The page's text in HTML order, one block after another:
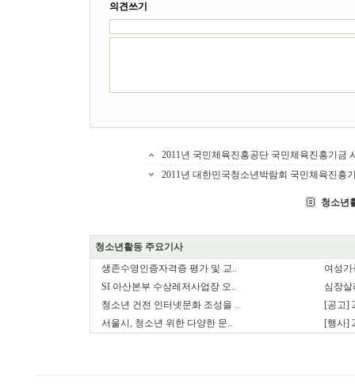
의견쓰기
2011년 국민체육진흥공단 국민체육진흥기금
2011년 대한민국청소년박람회 국민체육진흥
청소년
청소년활동 주요기사
생존수영인증자격증 평가 및 교..
여성가
SI 아산본부 수상레저사업장 오..
심장살
청소년 건전 인터넷문화 조성을 ..
[공고]
서울시, 청소년 위한 다양한 문..
[행사]